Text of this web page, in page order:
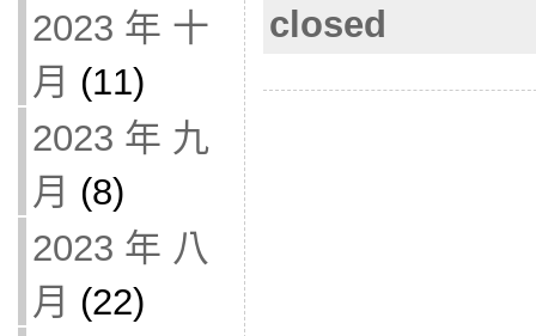
2023 年 十
月 (11)
2023 年 九
月 (8)
2023 年 八
月 (22)
closed